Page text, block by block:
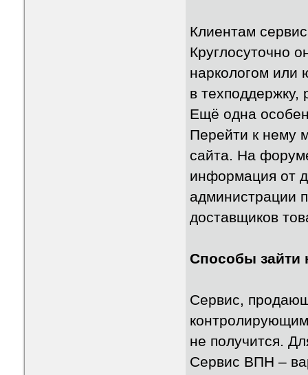
Клиентам
Круглосуточно
наркологом или
в
Ещё одна
Перейти к нему
сайта. На
информация от
администрации
доставщиков
Способы зайти
Сервис,
не получится.
Сервис ВПН –